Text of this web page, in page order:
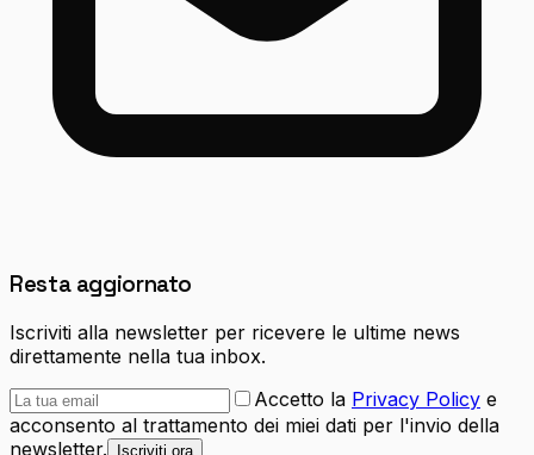
Resta aggiornato
Iscriviti alla newsletter per ricevere le ultime news
direttamente nella tua inbox.
Accetto la Privacy Policy e
acconsento al trattamento dei miei dati per l'invio della
newsletter.
Iscriviti ora